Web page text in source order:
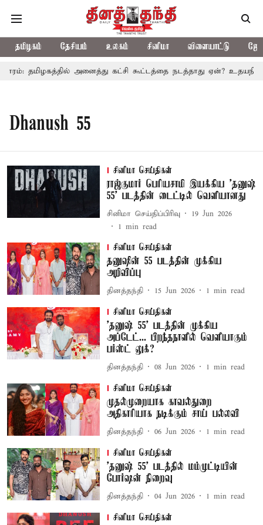
தமிழகம் தேசியம் உலகம் சினிமா விளையாட்டு
தமிழகத்தில் அனைத்து கட்சி கூட்டத்தை நடத்தாது ஏன்? உதயநிதி
Dhanush 55
சினிமா செய்திகள்
ராஜ்குமார் பெரியசாமி இயக்கிய 'தனுஷ்
55' படத்தின் டைட்டில் வெளியானது
சினிமா செய்திப்பிரிவு
19 Jun 2026
1 min read
சினிமா செய்திகள்
தனுஷின் 55 படத்தின் முக்கிய
அறிவிப்பு
தினத்தந்தி 15 Jun 2026 1 min read
சினிமா செய்திகள்
'தனுஷ் 55' படத்தின் முக்கிய
அப்டேட்... பிறந்தநாளில் வெளியாகும்
பர்ஸ்ட் லுக்?
தினத்தந்தி 08 Jun 2026 1 min read
சினிமா செய்திகள்
முதல்முறையாக காவல்துறை
அதிகாரியாக நடிக்கும் சாய் பல்லவி
தினத்தந்தி 06 Jun 2026 1 min read
சினிமா செய்திகள்
'தனுஷ் 55' படத்தில் மம்முட்டியின்
போர்ஷன் நிறைவு
தினத்தந்தி 04 Jun 2026 1 min read
சினிமா செய்திகள்